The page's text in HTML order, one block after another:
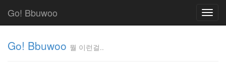
Go! Bbuwoo
Go! Bbuwoo 뭘 이런걸..